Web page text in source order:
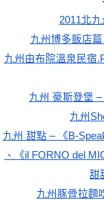
2011北
九州博多飯店
九州由布院溫泉民宿
九州 豪斯登堡
九州
九州 甜點 – 《B-
、《il FORNO del
甜
九州豚骨拉麵